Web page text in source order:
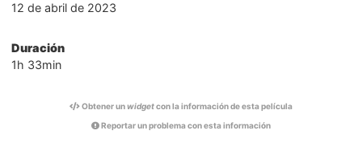
12 de abril de 2023
Duración
1h 33min
Obtener unwidgetcon la información de esta película
Reportar un problema con esta información